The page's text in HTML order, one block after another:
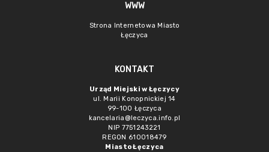
WWW
Strona Internetowa Miasto
Łęczyca
KONTAKT
Urząd Miejski w Łęczycy
ul. Marii Konopnickiej 14
99-100 Łęczyca
kancelaria@leczyca.info.pl
NIP 7751243221
REGON 610018479
Miasto Łęczyca